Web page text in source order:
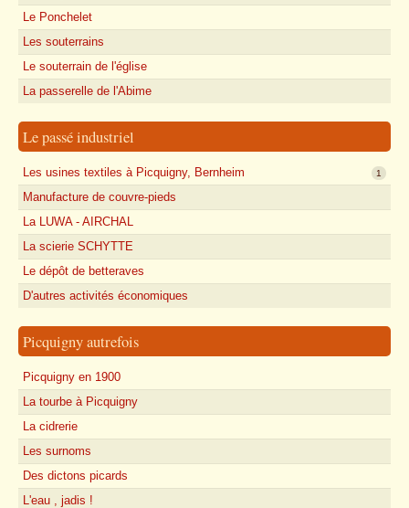
Le Ponchelet
Les souterrains
Le souterrain de l'église
La passerelle de l'Abime
Le passé industriel
Les usines textiles à Picquigny, Bernheim 1
Manufacture de couvre-pieds
La LUWA - AIRCHAL
La scierie SCHYTTE
Le dépôt de betteraves
D'autres activités économiques
Picquigny autrefois
Picquigny en 1900
La tourbe à Picquigny
La cidrerie
Les surnoms
Des dictons picards
L'eau , jadis !